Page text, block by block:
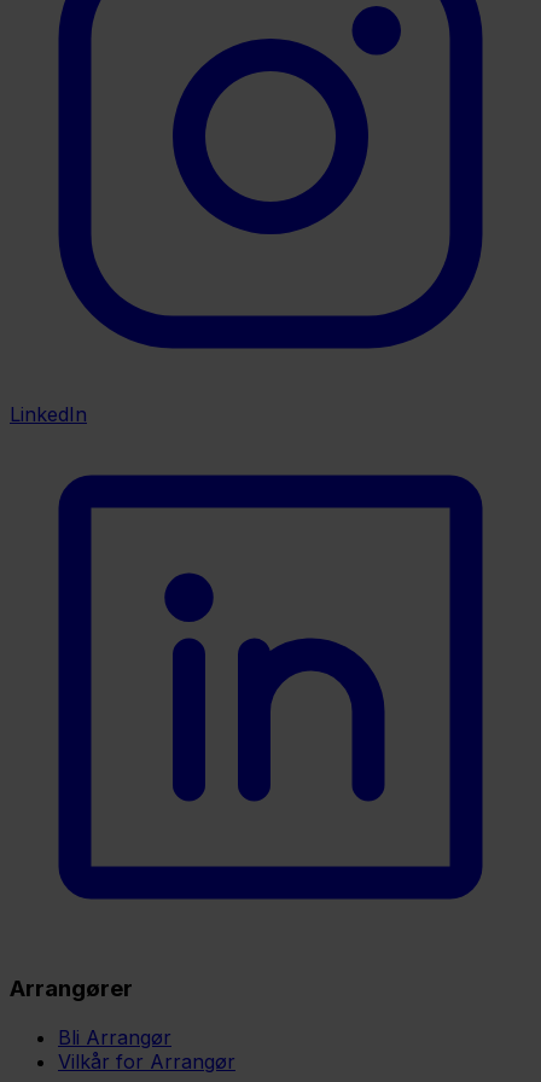
LinkedIn
Arrangører
Bli Arrangør
Vilkår for Arrangør